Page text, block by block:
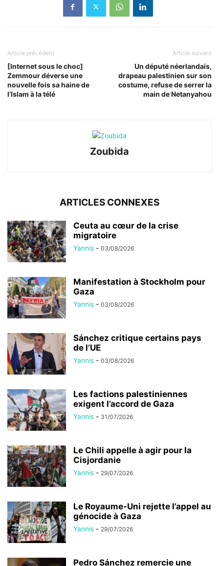
Article précédent
[Internet sous le choc]
Zemmour déverse une
nouvelle fois sa haine de
l’Islam à la télé
Article suivant
Un député néerlandais,
drapeau palestinien sur son
costume, refuse de serrer la
main de Netanyahou
Zoubida
ARTICLES CONNEXES
Ceuta au cœur de la crise
migratoire
Yannis - 03/08/2026
Manifestation à Stockholm pour
Gaza
Yannis - 03/08/2026
Sánchez critique certains pays
de l’UE
Yannis - 03/08/2026
Les factions palestiniennes
exigent l’accord de Gaza
Yannis - 31/07/2026
Le Chili appelle à agir pour la
Cisjordanie
Yannis - 29/07/2026
Le Royaume-Uni rejette l’appel au
génocide à Gaza
Yannis - 29/07/2026
Pedro Sánchez remercie une